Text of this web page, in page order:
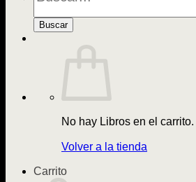
Buscar
No hay Libros en el carrito.
Volver a la tienda
Carrito